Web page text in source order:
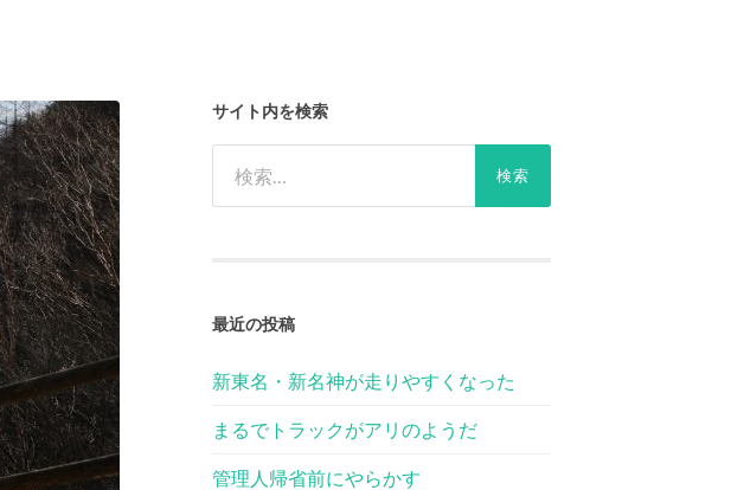
サイト内を検索
最近の投稿
新東名・新名神が走りやすくなった
まるでトラックがアリのようだ
管理人帰省前にやらかす